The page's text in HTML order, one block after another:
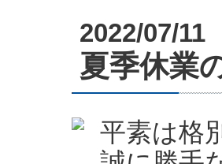
2022/07/11
夏季休業
平素は格